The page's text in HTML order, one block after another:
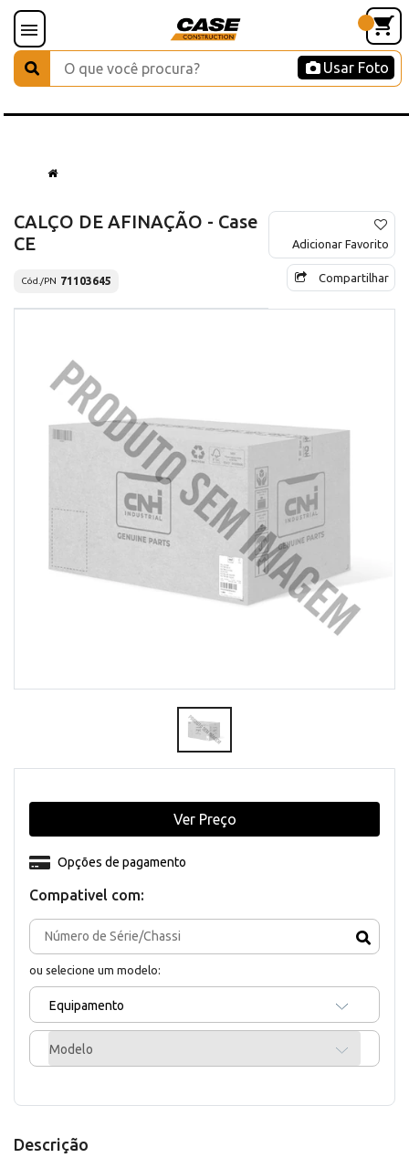
Usar Foto
CALÇO DE AFINAÇÃO - Case
CE
Cód./PN 71103645
Adicionar Favorito
Compartilhar
Compativel com:
ou selecione um modelo:
Equipamento
Modelo
Opções de pagamento
Ver Preço
Descrição